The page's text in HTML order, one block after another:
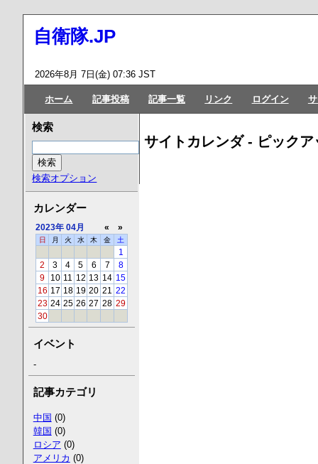
自衛隊.JP
2026年8月 7日(金) 07:36 JST
ホーム 記事投稿 記事一覧 リンク ログイン
サイトカレンダ - ピックア
検索
検索オプション
カレンダー
2023年 04月 « »
日 月 火 水 木 金 土
1
2
3 4 5 6 7
8
9
10 11 12 13 14 15
16 17 18 19 20 21
22
23 24 25 26 27 28 29
30
イベント
-
記事カテゴリ
中国 (0)
韓国 (0)
ロシア (0)
アメリカ (0)